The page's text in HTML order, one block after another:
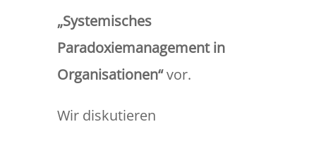
„Systemisches
Paradoxiemanagement in
Organisationen“vor.
Wir diskutieren